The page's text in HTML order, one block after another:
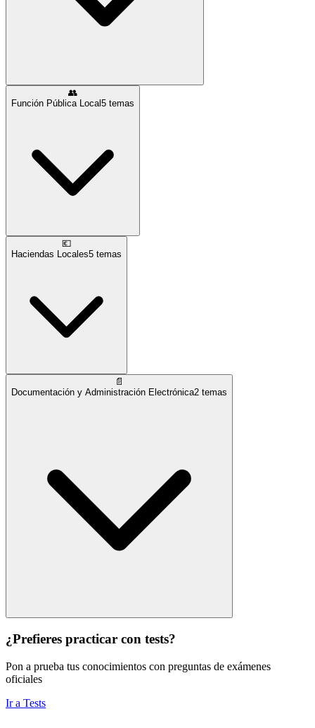
👥
Función Pública Local5 temas
💶
Haciendas Locales5 temas
📄
Documentación y Administración Electrónica2 temas
¿Prefieres practicar con tests?
Pon a prueba tus conocimientos con preguntas de exámenes
oficiales
Ir a Tests